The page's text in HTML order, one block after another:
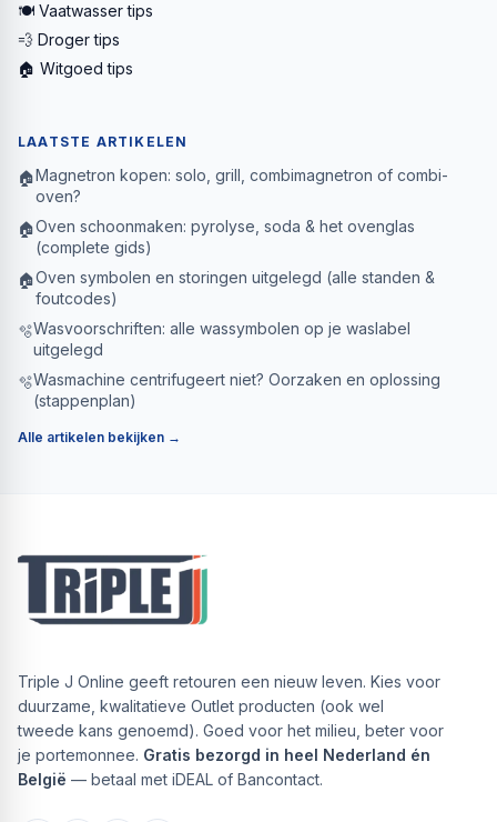
🍽️ Vaatwasser tips
💨 Droger tips
🏠 Witgoed tips
LAATSTE ARTIKELEN
🏠Magnetron kopen: solo, grill, combimagnetron of combi-
oven?
🏠Oven schoonmaken: pyrolyse, soda & het ovenglas
(complete gids)
🏠Oven symbolen en storingen uitgelegd (alle standen &
foutcodes)
🫧Wasvoorschriften: alle wassymbolen op je waslabel
uitgelegd
🫧Wasmachine centrifugeert niet? Oorzaken en oplossing
(stappenplan)
Alle artikelen bekijken →
Triple J Online geeft retouren een nieuw leven. Kies voor
duurzame, kwalitatieve Outlet producten (ook wel
tweede kans genoemd). Goed voor het milieu, beter voor
je portemonnee. Gratis bezorgd in heel Nederland én
België — betaal met iDEAL of Bancontact.